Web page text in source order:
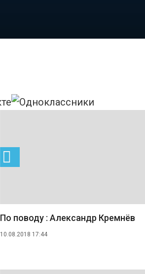
По поводу : Александр Кремнёв
10.08.2018 17:44